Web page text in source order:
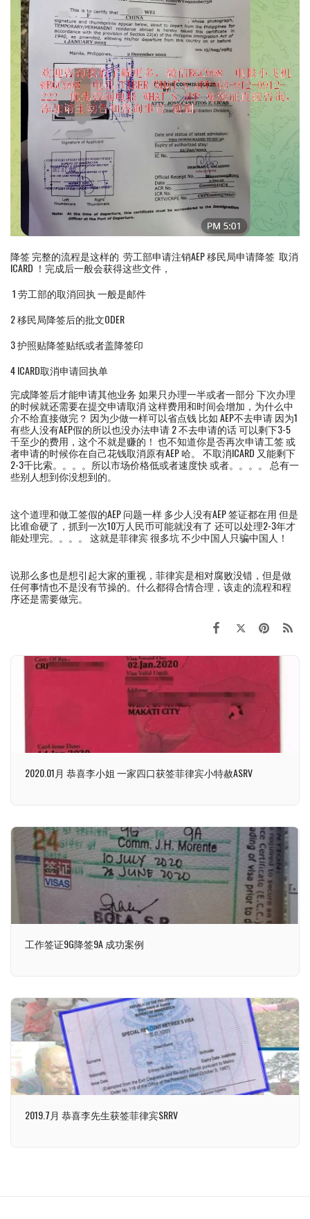
降签 完整的流程是这样的 劳工部申请注销AEP 移民局申请降签 取消
ICARD ！完成后一般会获得这些文件，
1 劳工部的取消回执 一般是邮件
2 移民局降签后的批文ODER
3 护照贴降签贴纸或者盖降签印
4 ICARD取消申请回执单
完成降签后才能申请其他业务 如果只办理一半或者一部分 下次办理
的时候就还需要在提交申请取消 这样费用和时间会增加，为什么中
介不给直接做完？ 因为少做一样可以省点钱 比如 AEP不去申请 因为1
有些人没有AEP假的所以也没办法申请 2 不去申请的话 可以剩下3-5
千至少的费用，这个不就是赚的！ 也不知道你是否再次申请工签 或
者申请的时候你在自己花钱取消原有AEP 哈。 不取消ICARD 又能剩下
2-3千比索。。。。所以市场价格低或者速度快 或者。。。。 总有一
些别人想到你没想到的。
这个道理和做工签假的AEP 问题一样 多少人没有AEP 签证都在用 但是
比谁命硬了，抓到一次10万人民币可能就没有了 还可以处理2-3年才
能处理完。。。。 这就是菲律宾 很多坑 不少中国人只骗中国人！
说那么多也是想引起大家的重视，菲律宾是相对腐败没错，但是做
任何事情也不是没有节操的。什么都得合情合理，该走的流程和程
序还是需要做完。
2020.01月 恭喜李小姐 一家四口获签菲律宾小特赦ASRV
工作签证9G降签9A 成功案例
2019.7月 恭喜李先生获签菲律宾SRRV